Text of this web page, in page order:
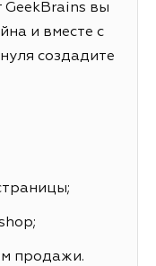
GeekBrains вы
и вместе с
создадите
продажи.